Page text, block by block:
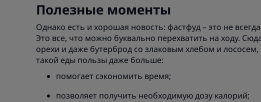
Полезные моменты
Однако есть и хорошая новость: фастфуд – это не
Это все, что можно буквально перехватить на ходу.
орехи и даже бутерброд со злаковым хлебом и
такой еды пользы даже больше:
помогает сэкономить время;
позволяет получить необходимую дозу калорий;